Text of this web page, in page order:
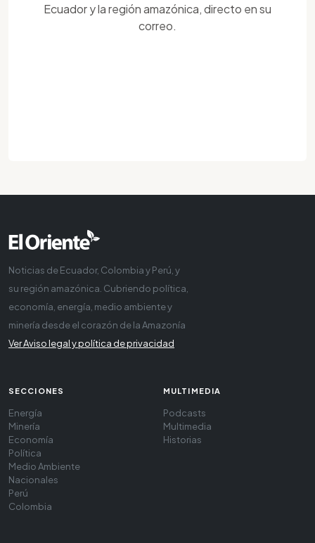
Ecuador y la región amazónica, directo en su
correo.
Noticias de Ecuador, Colombia y Perú, y
su región amazónica. Cubriendo política,
economía, energía, medio ambiente y
minería desde el corazón de la Amazonía
Ver Aviso legal y política de privacidad
SECCIONES
Energía
Minería
Economía
Política
Medio Ambiente
Nacionales
Perú
Colombia
MULTIMEDIA
Podcasts
Multimedia
Historias